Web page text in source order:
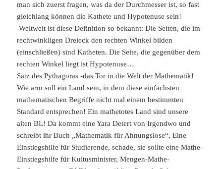
man sich zuerst fragen, was da der Durchmesser ist, so fast
gleichlang können die Kathete und Hypotenuse sein!
Weltweit ist diese Definition so bekannt: Die Seiten, die im
rechtwinkligen Dreieck den rechten Winkel bilden
(einschließen) sind Katheten. Die Seite, die gegenüber dem
rechten Winkel liegt ist Hypotenuse…
Satz des Pythagoras -das Tor in die Welt der Mathematik!
Wie arm soll ein Land sein, in dem diese einfachsten
mathematischen Begriffe nicht mal einem bestimmten
Standard entsprechen! Ein mathetotes Land sind unsere
alten BL! Da kommt eine Yara Detert von Irgendwo und
schreibt ihr Buch „Mathematik für Ahnungslose“, Eine
Einstiegshilfe für Studierende, schade, sie sollte eine Mathe-
Einstiegshilfe für Kultusminister, Mengen-Mathe-